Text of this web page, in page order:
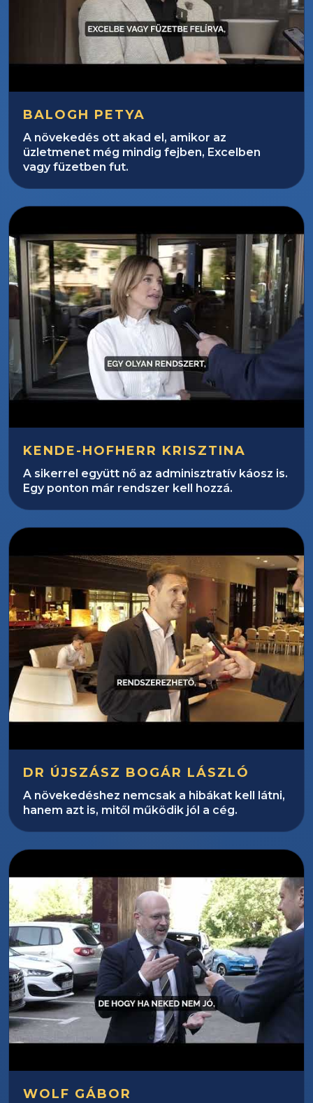
BALOGH PETYA
A növekedés ott akad el, amikor az
üzletmenet még mindig fejben, Excelben
vagy füzetben fut.
KENDE-HOFHERR KRISZTINA
A sikerrel együtt nő az adminisztratív káosz is.
Egy ponton már rendszer kell hozzá.
DR ÚJSZÁSZ BOGÁR LÁSZLÓ
A növekedéshez nemcsak a hibákat kell látni,
hanem azt is, mitől működik jól a cég.
WOLF GÁBOR